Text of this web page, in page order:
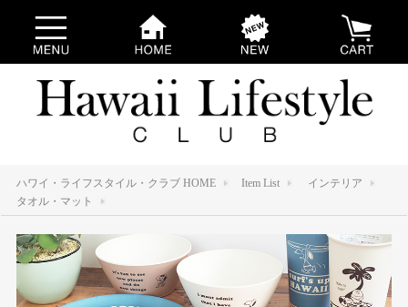
ハワイ・ライフスタイル・クラブ HOME Item List
インテリア
タオル・マット